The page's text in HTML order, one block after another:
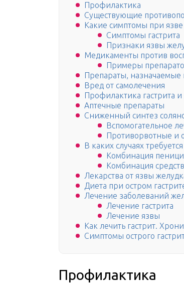
Профилактика
Существующие
Какие симптомы при язве
Симптомы гастрита
Признаки язвы
Медикаменты против
Примеры
Препараты, назначаемые
Вред от самолечения
Профилактика гастрита
Аптечные препараты
Сниженный синтез
Вспомогательное
Противорвотные и
В каких случаях
Комбинация
Комбинация
Лекарства от язвы
Диета при остром
Лечение заболеваний
Лечение гастрита
Лечение язвы
Как лечить гастрит.
Симптомы острого
Профилактика